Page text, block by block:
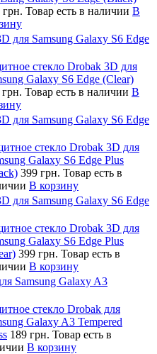
грн. Товар есть в наличии В
для Samsung Galaxy S6 Edge
стекло Drobak 3D для
Galaxy S6 Edge (Clear)
Товар есть в наличии В
для Samsung Galaxy S6 Edge
стекло Drobak 3D для
Galaxy S6 Edge Plus
399 грн. Товар есть в
В корзину
для Samsung Galaxy S6 Edge
стекло Drobak 3D для
Galaxy S6 Edge Plus
399 грн. Товар есть в
В корзину
Samsung Galaxy A3
стекло Drobak для
Galaxy A3 Tempered
189 грн. Товар есть в
В корзину